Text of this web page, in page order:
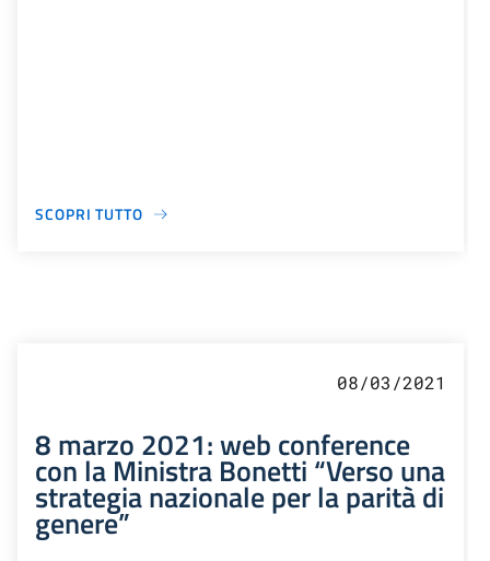
SCOPRI TUTTO
08/03/2021
8 marzo 2021: web conference
con la Ministra Bonetti “Verso una
strategia nazionale per la parità di
genere”